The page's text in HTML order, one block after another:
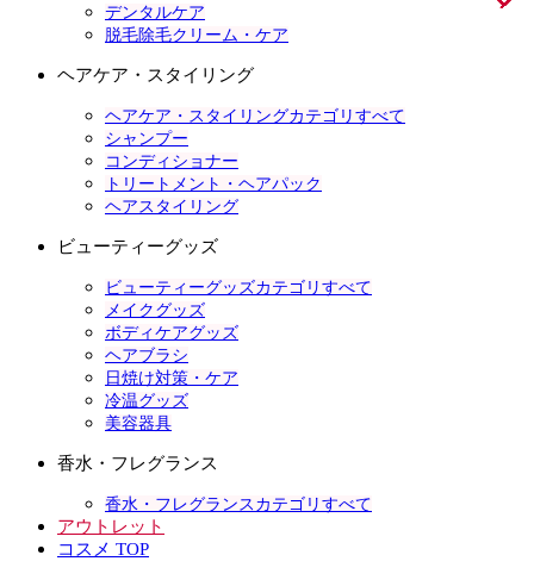
デンタルケア
脱毛除毛クリーム・ケア
ヘアケア・スタイリング
ヘアケア・スタイリングカテゴリすべて
シャンプー
コンディショナー
トリートメント・ヘアパック
ヘアスタイリング
ビューティーグッズ
ビューティーグッズカテゴリすべて
メイクグッズ
ボディケアグッズ
ヘアブラシ
日焼け対策・ケア
冷温グッズ
美容器具
香水・フレグランス
香水・フレグランスカテゴリすべて
アウトレット
コスメ TOP